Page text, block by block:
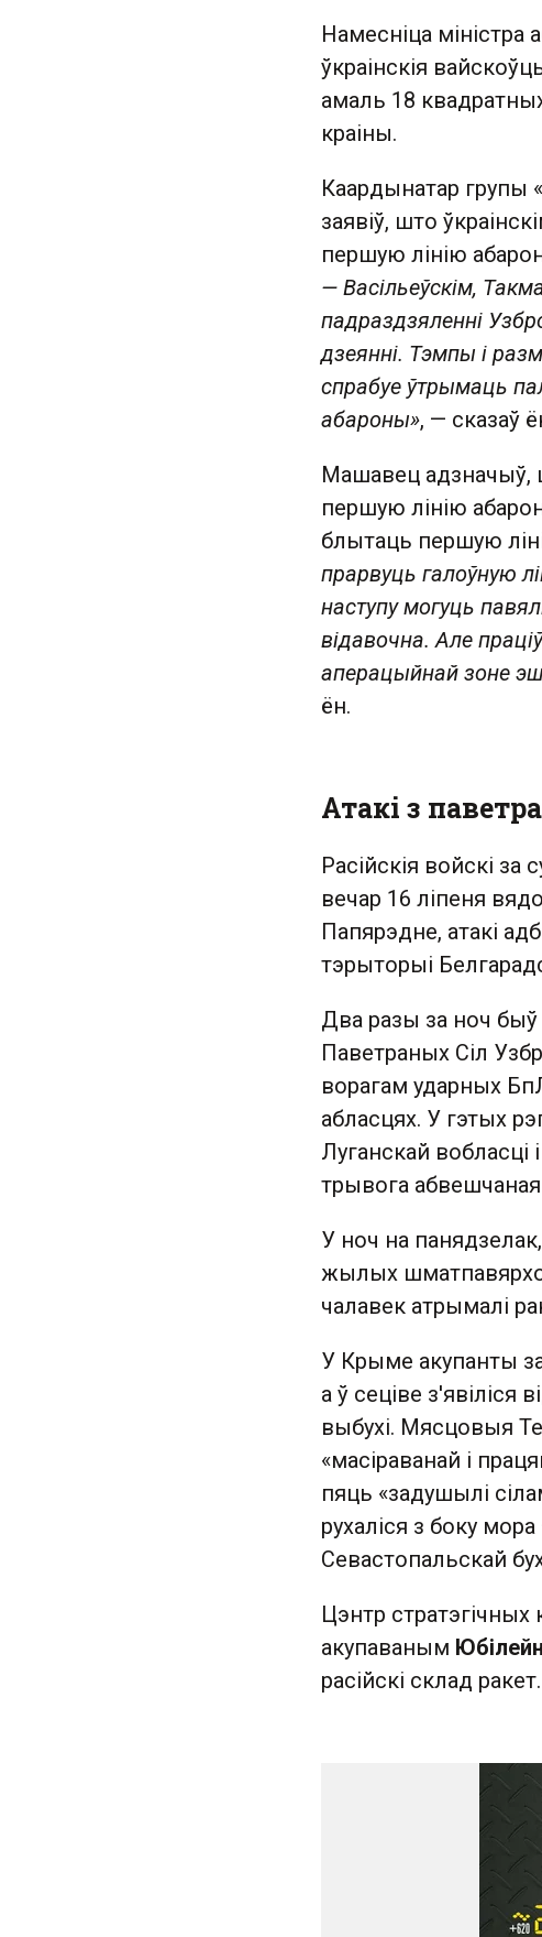
Намесніца міністра
ўкраінскія
амаль 18
краіны.
Каардынатар групы
заявіў, што
першую лінію
— Васільеўскім,
падраздзяленні
дзеянні. Тэмпы і
спрабуе ўтрымаць
абароны», — сказаў
Машавец адзначыў,
першую лінію
блытаць першую
прарвуць галоўную
наступу могуць
відавочна. Але
аперацыйнай зоне
ён.
Атакі з
Расійскія войскі за
вечар 16 ліпеня
Папярэдне, атакі
тэрыторыі
Два разы за ноч быў
Паветраных Сіл
ворагам ударных
абласцях. У гэтых
Луганскай
трывога
У ноч на панядзелак,
жылых
чалавек атрымалі
У Крыме акупанты
а ў сеціве з'явіліся
выбухі. Мясцовыя
«масіраванай і
пяць «задушылі
рухаліся з боку
Севастопальскай
Цэнтр
акупаваным
расійскі склад